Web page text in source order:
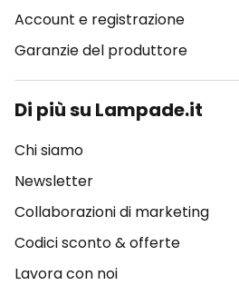
Account e registrazione
Garanzie del produttore
Di più su Lampade.it
Chi siamo
Newsletter
Collaborazioni di marketing
Codici sconto & offerte
Lavora con noi